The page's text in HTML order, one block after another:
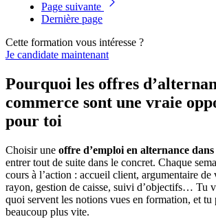
Page suivante
Dernière page
Cette formation vous intéresse ?
Je candidate maintenant
Pourquoi les offres
commerce sont une vraie
pour toi
Choisir une offre d’emploi en alternance
entrer tout de suite dans le concret. Chaque
cours à l’action : accueil client, argumentaire de
rayon, gestion de caisse, suivi d’objectifs… Tu
quoi servent les notions vues en formation, et tu
beaucoup plus vite.